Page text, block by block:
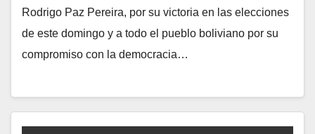
Rodrigo Paz Pereira, por su victoria en las elecciones
de este domingo y a todo el pueblo boliviano por su
compromiso con la democracia…